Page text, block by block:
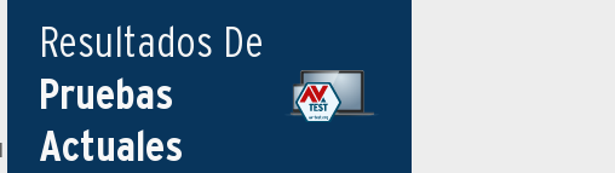
Resultados De
Pruebas
Actuales